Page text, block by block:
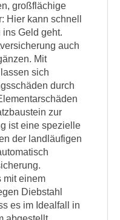
großflächige
Hier kann schnell
Geld geht.
auch
Mit
sich
durch
zur
ist eine spezielle
der landläufigen
mit einem
Diebstahl
es im Idealfall in